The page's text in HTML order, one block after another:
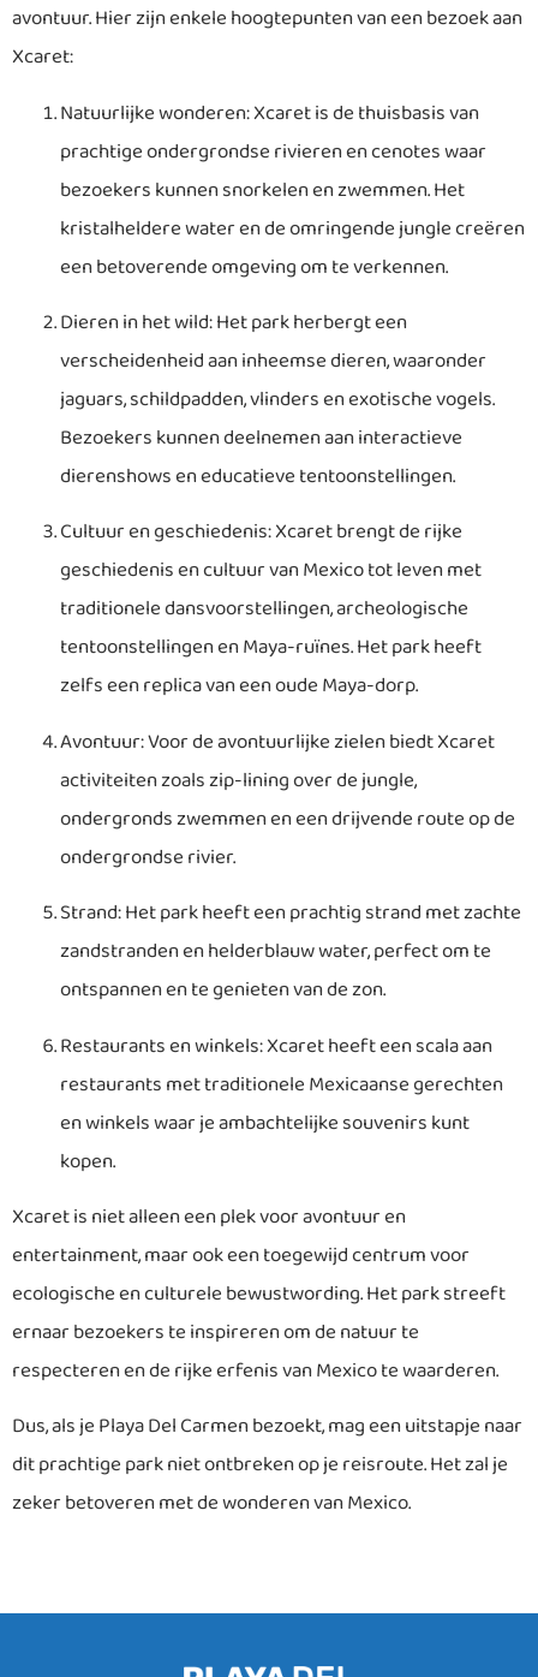
avontuur. Hier zijn enkele hoogtepunten van een bezoek aan
Xcaret:
Natuurlijke wonderen: Xcaret is de thuisbasis van
prachtige ondergrondse rivieren en cenotes waar
bezoekers kunnen snorkelen en zwemmen. Het
kristalheldere water en de omringende jungle creëren
een betoverende omgeving om te verkennen.
Dieren in het wild: Het park herbergt een
verscheidenheid aan inheemse dieren, waaronder
jaguars, schildpadden, vlinders en exotische vogels.
Bezoekers kunnen deelnemen aan interactieve
dierenshows en educatieve tentoonstellingen.
Cultuur en geschiedenis: Xcaret brengt de rijke
geschiedenis en cultuur van Mexico tot leven met
traditionele dansvoorstellingen, archeologische
tentoonstellingen en Maya-ruïnes. Het park heeft
zelfs een replica van een oude Maya-dorp.
Avontuur: Voor de avontuurlijke zielen biedt Xcaret
activiteiten zoals zip-lining over de jungle,
ondergronds zwemmen en een drijvende route op de
ondergrondse rivier.
Strand: Het park heeft een prachtig strand met zachte
zandstranden en helderblauw water, perfect om te
ontspannen en te genieten van de zon.
Restaurants en winkels: Xcaret heeft een scala aan
restaurants met traditionele Mexicaanse gerechten
en winkels waar je ambachtelijke souvenirs kunt
kopen.
Xcaret is niet alleen een plek voor avontuur en
entertainment, maar ook een toegewijd centrum voor
ecologische en culturele bewustwording. Het park streeft
ernaar bezoekers te inspireren om de natuur te
respecteren en de rijke erfenis van Mexico te waarderen.
Dus, als je Playa Del Carmen bezoekt, mag een uitstapje naar
dit prachtige park niet ontbreken op je reisroute. Het zal je
zeker betoveren met de wonderen van Mexico.